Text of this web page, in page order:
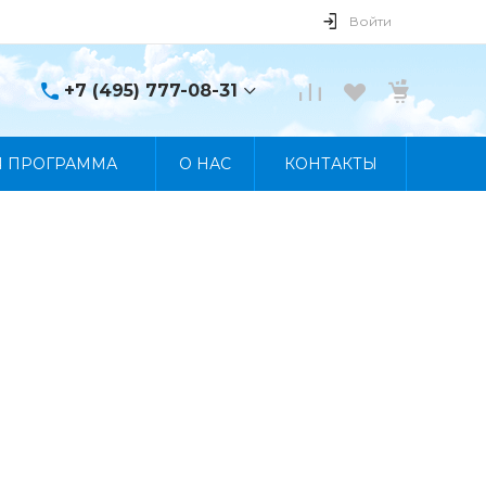
Войти
+7 (495) 777-08-31
+7 (495) 777-08-31
ПРОГРАММА О НАС КОНТАКТЫ